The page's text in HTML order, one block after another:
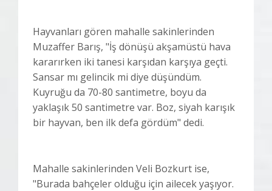
Hayvanları gören mahalle sakinlerinden
Muzaffer Barış, "İş dönüşü akşamüstü hava
kararırken iki tanesi karşıdan karşıya geçti.
Sansar mı gelincik mi diye düşündüm.
Kuyruğu da 70-80 santimetre, boyu da
yaklaşık 50 santimetre var. Boz, siyah karışık
bir hayvan, ben ilk defa gördüm" dedi.
Mahalle sakinlerinden Veli Bozkurt ise,
"Burada bahçeler olduğu için ailecek yaşıyor.